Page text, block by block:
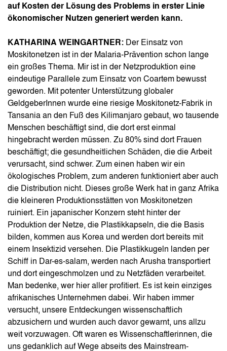
auf Kosten der Lösung des Problems in erster Linie
ökonomischer Nutzen generiert werden kann.
KATHARINA WEINGARTNER: Der Einsatz von
Moskitonetzen ist in der Malaria-Prävention schon lange
ein großes Thema. Mir ist in der Netzproduktion eine
eindeutige Parallele zum Einsatz von Coartem bewusst
geworden. Mit potenter Unterstützung globaler
GeldgeberInnen wurde eine riesige Moskitonetz-Fabrik in
Tansania an den Fuß des Kilimanjaro gebaut, wo tausende
Menschen beschäftigt sind, die dort erst einmal
hingebracht werden müssen. Zu 80% sind dort Frauen
beschäftigt; die gesundheitlichen Schäden, die die Arbeit
verursacht, sind schwer. Zum einen haben wir ein
ökologisches Problem, zum anderen funktioniert aber auch
die Distribution nicht. Dieses große Werk hat in ganz Afrika
die kleineren Produktionsstätten von Moskitonetzen
ruiniert. Ein japanischer Konzern steht hinter der
Produktion der Netze, die Plastikkapseln, die die Basis
bilden, kommen aus Korea und werden dort bereits mit
einem Insektizid versehen. Die Plastikkugeln landen per
Schiff in Dar-es-salam, werden nach Arusha transportiert
und dort eingeschmolzen und zu Netzfäden verarbeitet.
Man bedenke, wer hier aller profitiert. Es ist kein einziges
afrikanisches Unternehmen dabei. Wir haben immer
versucht, unsere Entdeckungen wissenschaftlich
abzusichern und wurden auch davor gewarnt, uns allzu
weit vorzuwagen. Oft waren es Wissenschaftlerinnen, die
uns gedanklich auf Wege abseits des Mainstream-